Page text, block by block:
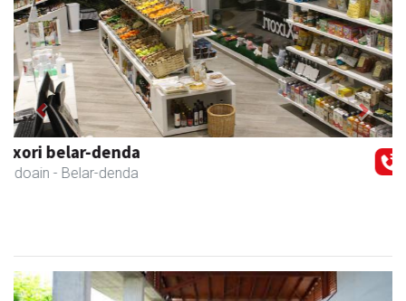
Asun denda
Andoain - Arropa-dendak
Previous Next